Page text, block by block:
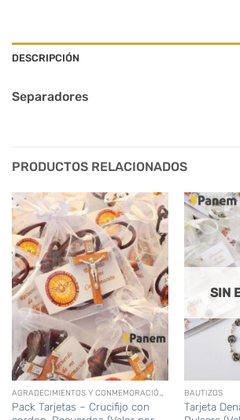
DESCRIPCIÓN
Separadores
PRODUCTOS RELACIONADOS
AGRADECIMIENTOS Y CONMEMORACIÓN (DIFUNTOS)
Pack Tarjetas – Crucifijo con
SIN
BAUTIZOS
Tarjeta